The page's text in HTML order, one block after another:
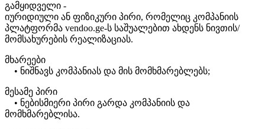
გამყიდველი -
იურიდიული ან ფიზიკური პირი, რომელიც კომპანიის
პლატფორმა vendoo.ge-ს საშუალებით ახდენს ნივთის/
მომსახურების რეალიზაციას.
მხარეები
• ნიშნავს კომპანიას და მის მომხმარებლებს;
მესამე პირი
• ნებისმიერი პირი გარდა კომპანიის და
მომხმარებლისა.